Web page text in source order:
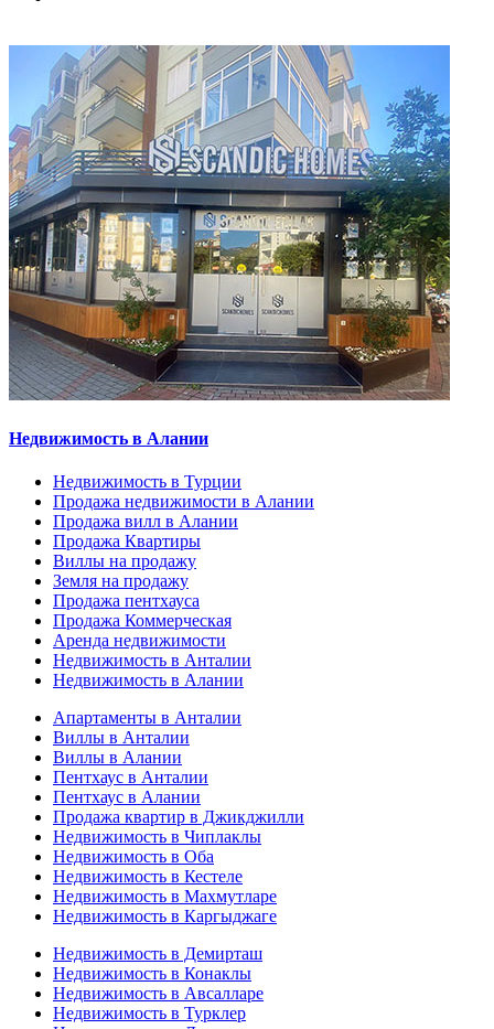
Недвижимость в Алании
Недвижимость в Турции
Продажа недвижимости в Алании
Продажа вилл в Алании
Продажа Квартиры
Виллы на продажу
Земля на продажу
Продажа пентхауса
Продажа Коммерческая
Аренда недвижимости
Недвижимость в Анталии
Недвижимость в Алании
Апартаменты в Анталии
Виллы в Анталии
Виллы в Алании
Пентхаус в Анталии
Пентхаус в Алании
Продажа квартир в Джикджилли
Недвижимость в Чиплаклы
Недвижимость в Оба
Недвижимость в Кестеле
Недвижимость в Махмутларе
Недвижимость в Каргыджаге
Недвижимость в Демирташ
Недвижимость в Конаклы
Недвижимость в Авсалларе
Недвижимость в Турклер